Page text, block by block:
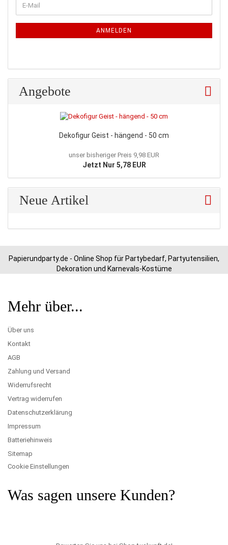
ZUR
NEWSLETTER-
E-
Mail
ANMELDEN
Angebote
Dekofigur Geist - hängend - 50 cm
unser bisheriger Preis 9,98 EUR
Jetzt Nur 5,78 EUR
Neue Artikel
Papierundparty.de - Online Shop für Partybedarf, Partyutensilien,
Dekoration und Karnevals-Kostüme
Mehr über...
Über uns
Kontakt
AGB
Zahlung und Versand
Widerrufsrecht
Vertrag widerrufen
Datenschutzerklärung
Impressum
Batteriehinweis
Sitemap
Cookie Einstellungen
Was sagen unsere Kunden?